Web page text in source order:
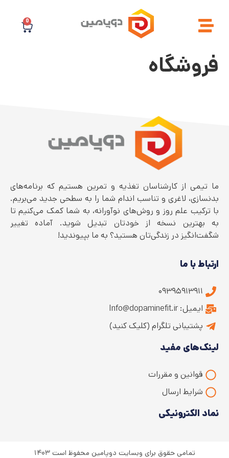
0
فروشگاه
ما تیمی از کارشناسان تغذیه و تمرین هستیم که برنامه‌های
بدنسازی، لاغری و تناسب اندام شما را به سطحی جدید می‌بریم.
با ترکیب علم روز و روش‌های نوآورانه، به شما کمک می‌کنیم تا
به بهترین نسخه از خودتان تبدیل شوید. آماده تغییر
شگفت‌انگیز در زندگی‌تان هستید؟ به ما بپیوندید!
ارتباط با ما
۰۹۳۹۵۹۱۳۹۱۱
ایمیل: Info@dopaminefit.ir
پشتیبانی تلگرام (کلیک کنید)
لینک‌های مفید
قوانین و مقررات
شرایط ارسال
نماد الکترونیکی
تمامی حقوق برای وبسایت دوپامین محفوظ است ۱۴۰۳